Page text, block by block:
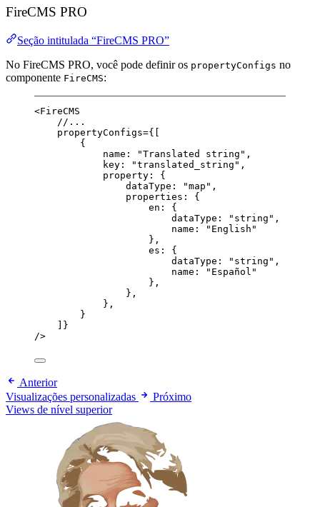
FireCMS PRO
Seção intitulada “FireCMS PRO”
No FireCMS PRO, você pode definir os propertyConfigs no
componente FireCMS:
<FireCMS
//...
propertyConfigs={[
{
name:
"Translated string" ,
key:
"translated_string" ,
property: {
dataType:
"map" ,
properties: {
en: {
dataType:
"string" ,
name:
"English"
},
es: {
dataType:
"string" ,
name:
"Español"
},
},
},
}
]}
/>
Anterior
Visualizações personalizadas
Próximo
Views de nível superior